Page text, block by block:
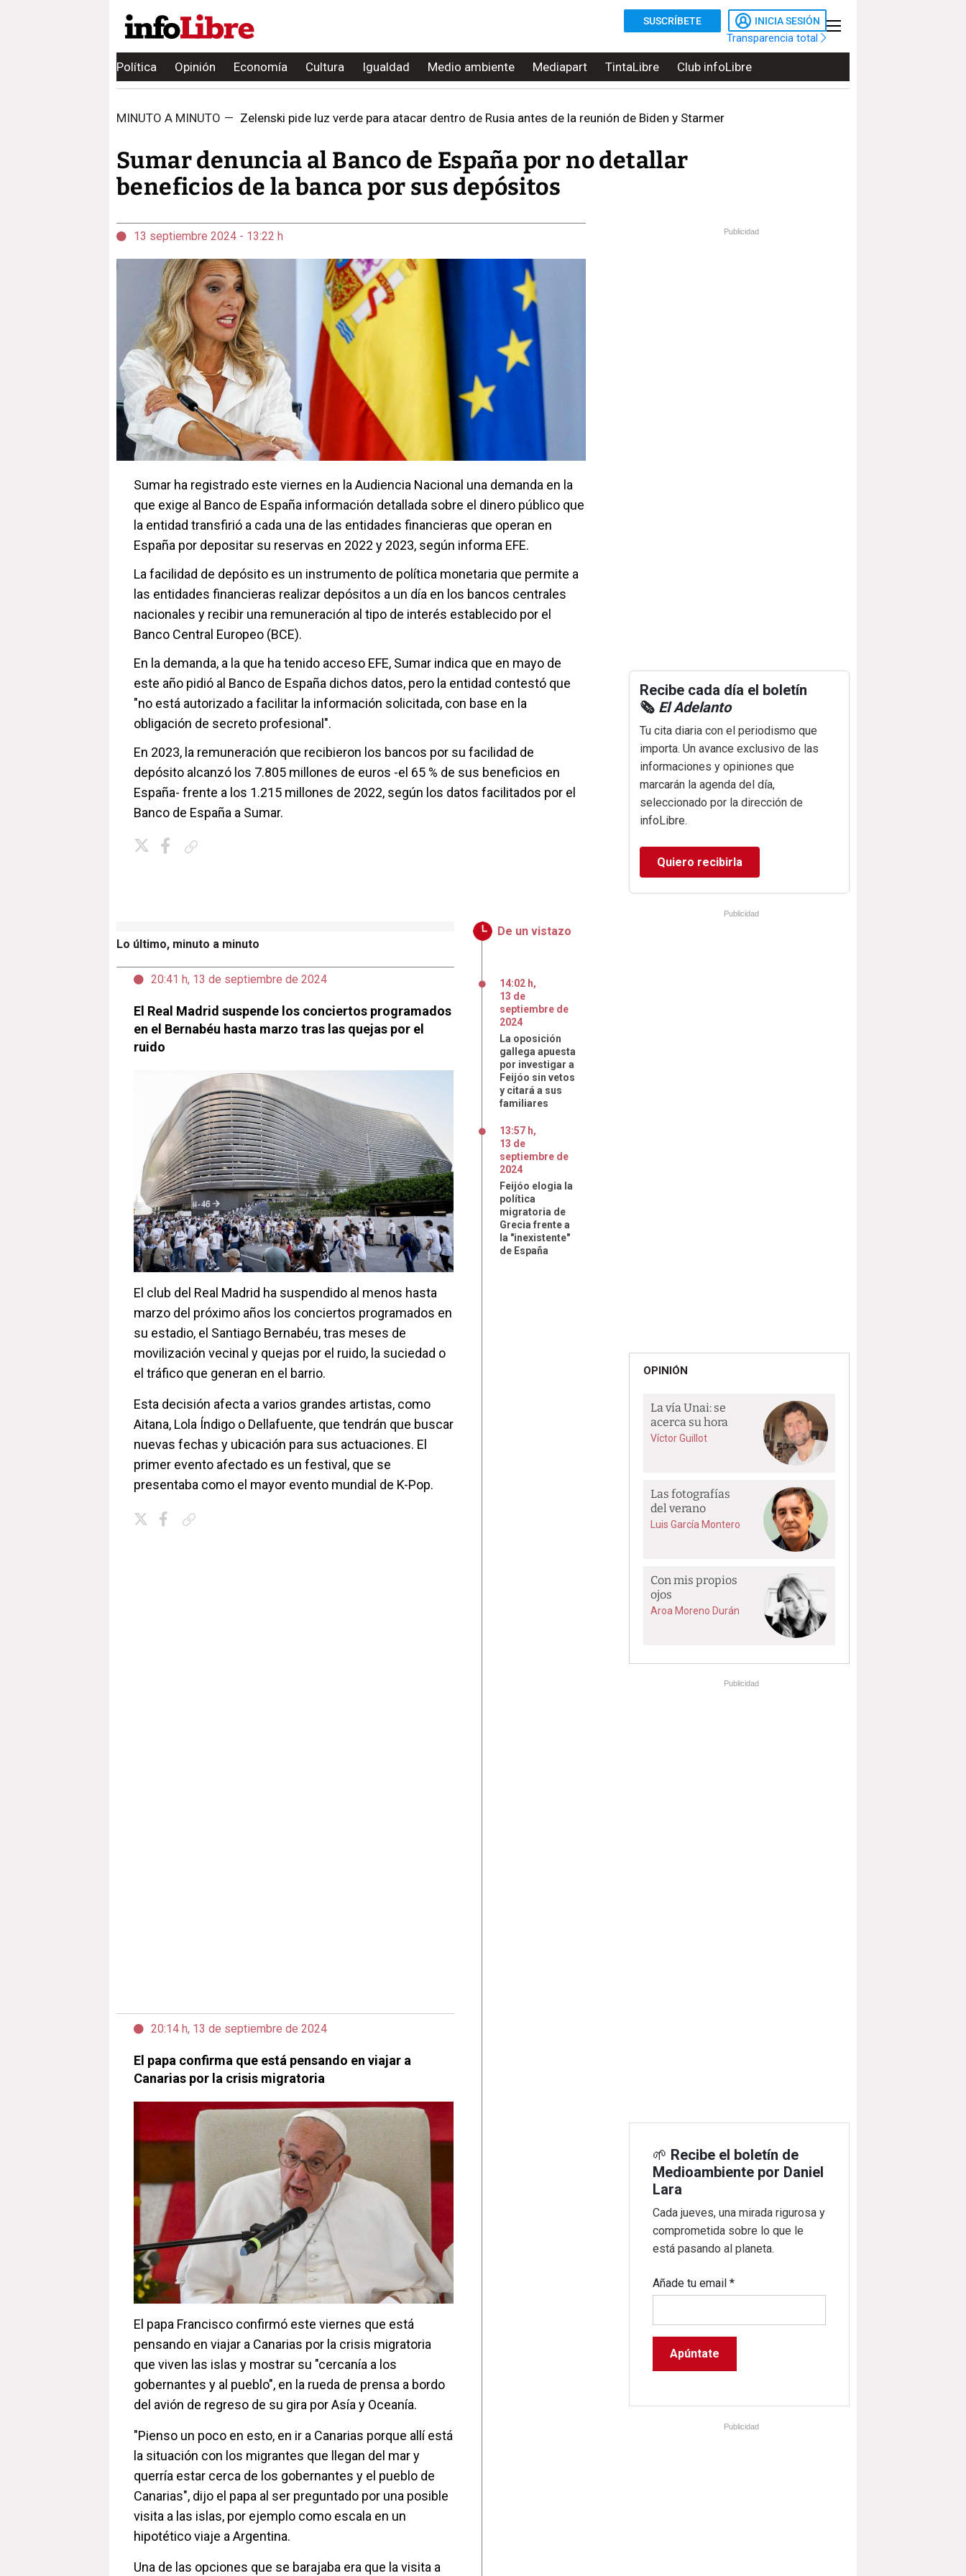
SUSCRÍBETE INICIA SESIÓN
Transparencia total
Política Opinión Economía Cultura Igualdad Medio ambiente Mediapart TintaLibre Club infoLibre
MINUTO A MINUTO — Zelenski pide luz verde para atacar dentro de Rusia antes de la reunión de Biden y Starmer
Sumar denuncia al Banco de España por no detallar
beneficios de la banca por sus depósitos
13 septiembre 2024 - 13:22 h
Sumar ha registrado este viernes en la Audiencia Nacional una demanda en la
que exige al Banco de España información detallada sobre el dinero público que
la entidad transfirió a cada una de las entidades financieras que operan en
España por depositar su reservas en 2022 y 2023, según informa EFE.
La facilidad de depósito es un instrumento de política monetaria que permite a
las entidades financieras realizar depósitos a un día en los bancos centrales
nacionales y recibir una remuneración al tipo de interés establecido por el
Banco Central Europeo (BCE).
En la demanda, a la que ha tenido acceso EFE, Sumar indica que en mayo de
este año pidió al Banco de España dichos datos, pero la entidad contestó que
"no está autorizado a facilitar la información solicitada, con base en la
obligación de secreto profesional".
En 2023, la remuneración que recibieron los bancos por su facilidad de
depósito alcanzó los 7.805 millones de euros -el 65 % de sus beneficios en
España- frente a los 1.215 millones de 2022, según los datos facilitados por el
Banco de España a Sumar.
Lo último, minuto a minuto
20:41 h, 13 de septiembre de 2024
El Real Madrid suspende los conciertos programados
en el Bernabéu hasta marzo tras las quejas por el
ruido
El club del Real Madrid ha suspendido al menos hasta
marzo del próximo años los conciertos programados en
su estadio, el Santiago Bernabéu, tras meses de
movilización vecinal y quejas por el ruido, la suciedad o
el tráfico que generan en el barrio.
Esta decisión afecta a varios grandes artistas, como
Aitana, Lola Índigo o Dellafuente, que tendrán que buscar
nuevas fechas y ubicación para sus actuaciones. El
primer evento afectado es un festival, que se
presentaba como el mayor evento mundial de K-Pop.
20:14 h, 13 de septiembre de 2024
El papa confirma que está pensando en viajar a
Canarias por la crisis migratoria
El papa Francisco confirmó este viernes que está
pensando en viajar a Canarias por la crisis migratoria
que viven las islas y mostrar su "cercanía a los
gobernantes y al pueblo", en la rueda de prensa a bordo
del avión de regreso de su gira por Asía y Oceanía.
"Pienso un poco en esto, en ir a Canarias porque allí está
la situación con los migrantes que llegan del mar y
querría estar cerca de los gobernantes y el pueblo de
Canarias", dijo el papa al ser preguntado por una posible
visita a las islas, por ejemplo como escala en un
hipotético viaje a Argentina.
Una de las opciones que se barajaba era que la visita a
De un vistazo
14:02 h,
13 de
septiembre de
2024
La oposición
gallega apuesta
por investigar a
Feijóo sin vetos
y citará a sus
familiares
13:57 h,
13 de
septiembre de
2024
Feijóo elogia la
política
migratoria de
Grecia frente a
la "inexistente"
de España
Publicidad
Recibe cada día el boletín
🗞️ El Adelanto
Tu cita diaria con el periodismo que
importa. Un avance exclusivo de las
informaciones y opiniones que
marcarán la agenda del día,
seleccionado por la dirección de
infoLibre.
Quiero recibirla
Publicidad
OPINIÓN
La vía Unai: se
acerca su hora
Víctor Guillot
Las fotografías
del verano
Luis García Montero
Con mis propios
ojos
Aroa Moreno Durán
Publicidad
🌱 Recibe el boletín de
Medioambiente por Daniel
Lara
Cada jueves, una mirada rigurosa y
comprometida sobre lo que le
está pasando al planeta.
Añade tu email*
Publicidad